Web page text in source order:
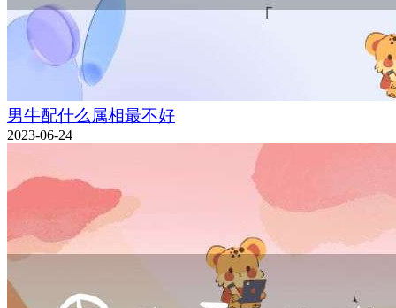
男牛配什么属相最不好
2023-06-24